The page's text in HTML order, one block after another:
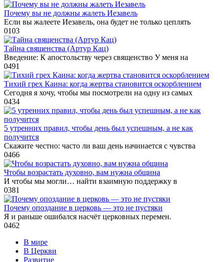
Почему вы не должны жалеть Иезавель
Если вы жалеете Иезавель, она будет не только цеплять
0103
Тайна священства (Артур Кац)
Введение: К апостольству через священство У меня на
0491
Тихий грех Каина: когда жертва становится оскорблением
Сегодня я хочу, чтобы мы посмотрели на одну из самых
0434
5 утренних правил, чтобы день был успешным, а не как
получится
Скажите честно: часто ли ваш день начинается с чувства
0466
Чтобы возрастать духовно, вам нужна община
И чтобы мы могли… найти взаимную поддержку в
0381
Почему опоздание в церковь — это не пустяки
Я и раньше ошибался насчёт церковных перемен.
0462
В мире
В Церкви
Развитие